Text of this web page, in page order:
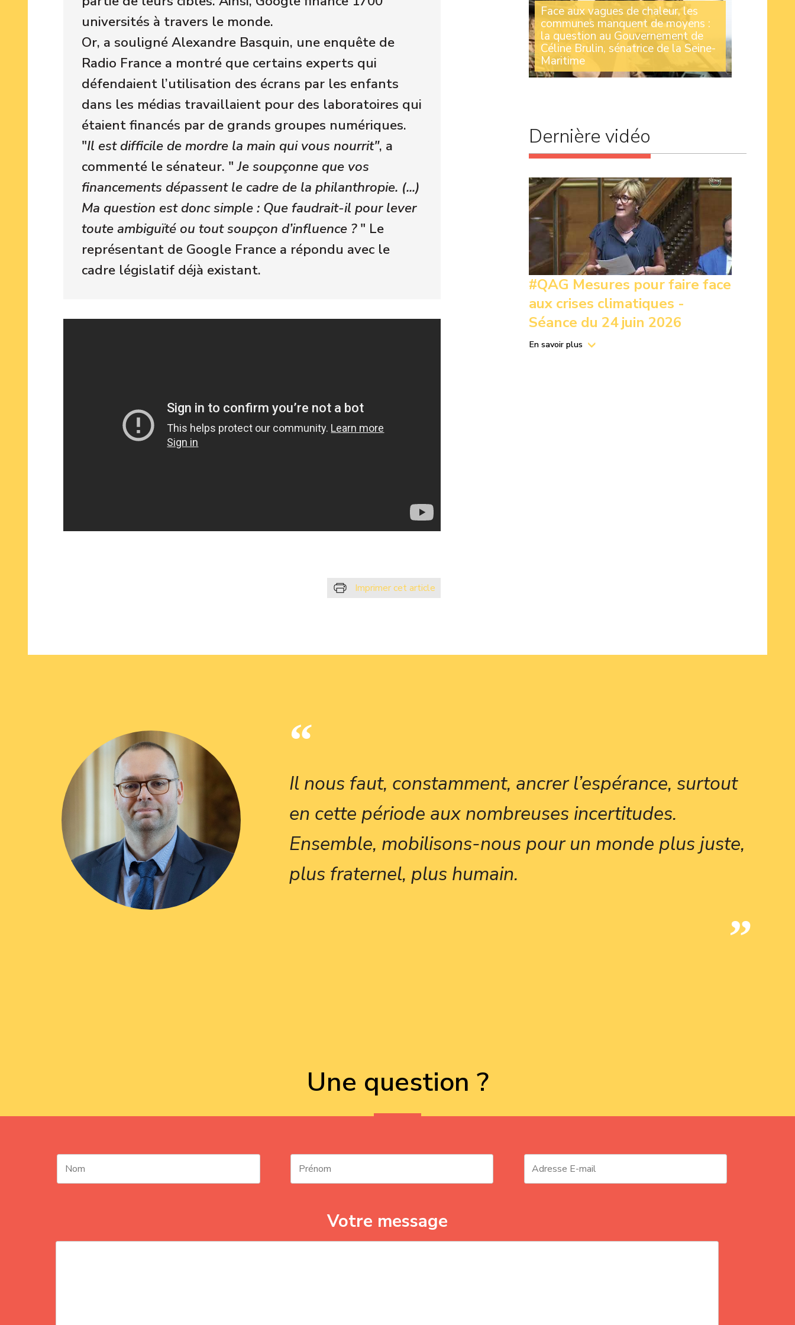
universités à travers le monde.
Or, a souligné Alexandre Basquin, une enquête de
Radio France a montré que certains experts qui
défendaient l’utilisation des écrans par les enfants
dans les médias travaillaient pour des laboratoires qui
étaient financés par de grands groupes numériques.
"Il est difficile de mordre la main qui vous nourrit", a
commenté le sénateur. "Je soupçonne que vos
financements dépassent le cadre de la philanthropie. (...)
Ma question est donc simple : Que faudrait-il pour lever
toute ambiguïté ou tout soupçon d’influence ?" Le
représentant de Google France a répondu avec le
cadre législatif déjà existant.
Imprimer cet article
Face aux vagues de chaleur, les
communes manquent de moyens :
la question au Gouvernement de
Céline Brulin, sénatrice de la Seine-
Maritime
Lors des Questions au Gouvernement, la
Dernière vidéo
#QAG Mesures pour faire face
aux crises climatiques -
Séance du 24 juin 2026
En savoir plus
Il nous faut, constamment, ancrer l’espérance, surtout
en cette période aux nombreuses incertitudes.
Ensemble, mobilisons-nous pour un monde plus juste,
plus fraternel, plus humain.
Une question ?
Votre message